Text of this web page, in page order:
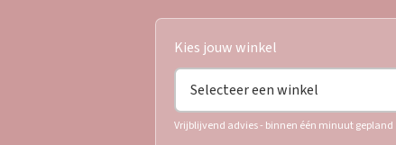
Kies jouw winkel
Vrijblijvend advies - binnen één minuut gepland